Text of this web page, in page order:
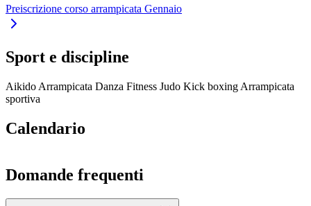
Preiscrizione corso arrampicata Gennaio
Sport e discipline
Aikido Arrampicata Danza Fitness Judo Kick boxing Arrampicata
sportiva
Calendario
Domande frequenti